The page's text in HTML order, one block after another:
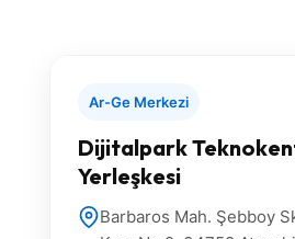
Ar-Ge Merkezi
Dijitalpark
Yerleşkesi
Barbaros Mah. Şebboy